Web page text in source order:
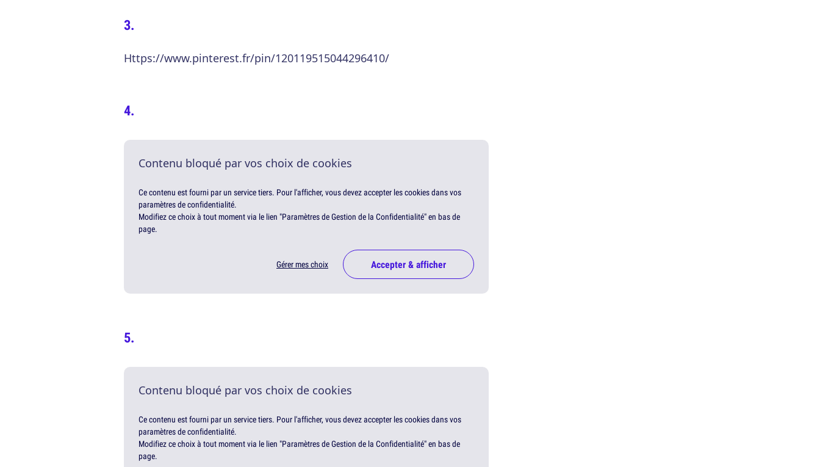
Https://www.pinterest.fr/pin/120119515044296410/
Contenu bloqué par vos choix de cookies
Ce contenu est fourni par un service tiers. Pour l'afficher, vous devez accepter les cookies dans vos
paramètres de confidentialité.
Modifiez ce choix à tout moment via le lien "Paramètres de Gestion de la Confidentialité" en bas de
page.
Gérer mes choix Accepter & afficher
Contenu bloqué par vos choix de cookies
Ce contenu est fourni par un service tiers. Pour l'afficher, vous devez accepter les cookies dans vos
paramètres de confidentialité.
Modifiez ce choix à tout moment via le lien "Paramètres de Gestion de la Confidentialité" en bas de
page.